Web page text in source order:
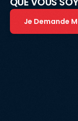
Je Demande